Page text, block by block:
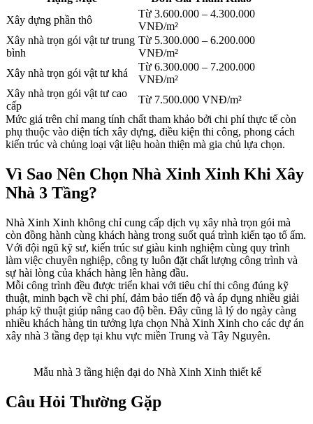
Xây dựng phần thô
Từ 3.600.000 – 4.300.000
VNĐ/m²
Xây nhà trọn gói vật tư trung
bình
Từ 5.300.000 – 6.200.000
VNĐ/m²
Xây nhà trọn gói vật tư khá
Từ 6.300.000 – 7.200.000
VNĐ/m²
Xây nhà trọn gói vật tư cao
cấp
Từ 7.500.000 VNĐ/m²
Mức giá trên chỉ mang tính chất tham khảo bởi chi phí thực tế còn
phụ thuộc vào diện tích xây dựng, điều kiện thi công, phong cách
kiến trúc và chủng loại vật liệu hoàn thiện mà gia chủ lựa chọn.
Vì Sao Nên Chọn Nhà Xinh Xinh Khi Xây
Nhà 3 Tầng?
Nhà Xinh Xinh không chỉ cung cấp dịch vụ xây nhà trọn gói mà
còn đồng hành cùng khách hàng trong suốt quá trình kiến tạo tổ ấm.
Với đội ngũ kỹ sư, kiến trúc sư giàu kinh nghiệm cùng quy trình
làm việc chuyên nghiệp, công ty luôn đặt chất lượng công trình và
sự hài lòng của khách hàng lên hàng đầu.
Mỗi công trình đều được triển khai với tiêu chí thi công đúng kỹ
thuật, minh bạch về chi phí, đảm bảo tiến độ và áp dụng nhiều giải
pháp kỹ thuật giúp nâng cao độ bền. Đây cũng là lý do ngày càng
nhiều khách hàng tin tưởng lựa chọn Nhà Xinh Xinh cho các dự án
xây nhà 3 tầng đẹp tại khu vực miền Trung và Tây Nguyên.
Mẫu nhà 3 tầng hiện đại do Nhà Xinh Xinh thiết kế
Câu Hỏi Thường Gặp